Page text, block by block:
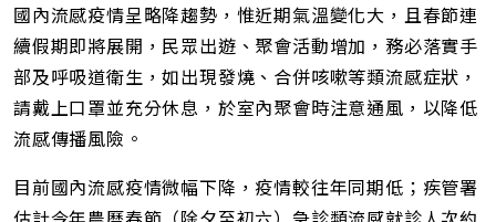
短
網
址
國內流感疫情呈略降趨勢，惟近期氣溫變化大，且春節連
續假期即將展開，民眾出遊、聚會活動增加，務必落實手
部及呼吸道衛生，如出現發燒、合併咳嗽等類流感症狀，
請戴上口罩並充分休息，於室內聚會時注意通風，以降低
流感傳播風險。
目前國內流感疫情微幅下降，疫情較往年同期低；疾管署